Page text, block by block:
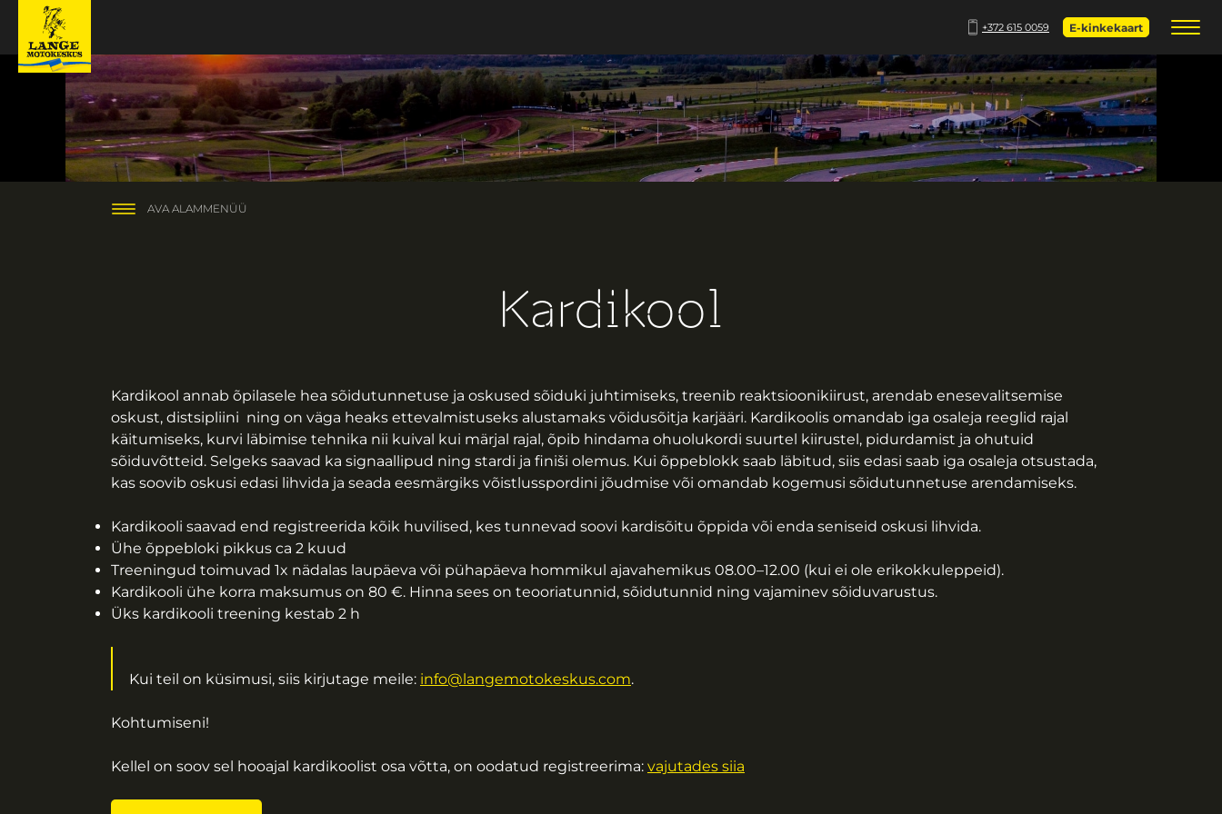
+372 615 0059 E-kinkekaart
AVA ALAMMENÜÜ
Kardikool
Kardikool annab õpilasele hea sõidutunnetuse ja oskused sõiduki juhtimiseks, treenib reaktsioonikiirust, arendab enesevalitsemise
oskust, distsipliini ning on väga heaks ettevalmistuseks alustamaks võidusõitja karjääri. Kardikoolis omandab iga osaleja reeglid rajal
käitumiseks, kurvi läbimise tehnika nii kuival kui märjal rajal, õpib hindama ohuolukordi suurtel kiirustel, pidurdamist ja ohutuid
sõiduvõtteid. Selgeks saavad ka signaallipud ning stardi ja finiši olemus. Kui õppeblokk saab läbitud, siis edasi saab iga osaleja otsustada,
kas soovib oskusi edasi lihvida ja seada eesmärgiks võistlusspordini jõudmise või omandab kogemusi sõidutunnetuse arendamiseks.
Kardikooli saavad end registreerida kõik huvilised, kes tunnevad soovi kardisõitu õppida või enda seniseid oskusi lihvida.
Ühe õppebloki pikkus ca 2 kuud
Treeningud toimuvad 1x nädalas laupäeva või pühapäeva hommikul ajavahemikus 08.00–12.00 (kui ei ole erikokkuleppeid).
Kardikooli ühe korra maksumus on 80 €. Hinna sees on teooriatunnid, sõidutunnid ning vajaminev sõiduvarustus.
Üks kardikooli treening kestab 2 h
Kui teil on küsimusi, siis kirjutage meile: info@langemotokeskus.com.
Kohtumiseni!
Kellel on soov sel hooajal kardikoolist osa võtta, on oodatud registreerima: vajutades siia